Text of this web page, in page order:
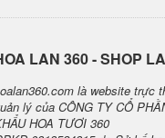
LAN 360 - SHOP
là website trực
lý của CÔNG TY CỔ
HOA TƯƠI 360